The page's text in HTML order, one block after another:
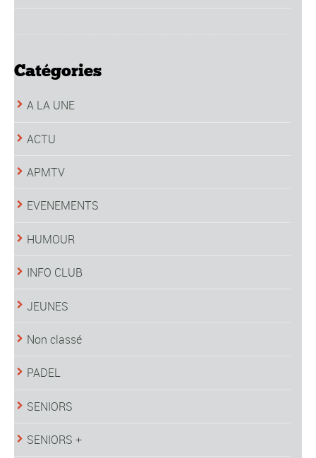
Catégories
A LA UNE
ACTU
APMTV
EVENEMENTS
HUMOUR
INFO CLUB
JEUNES
Non classé
PADEL
SENIORS
SENIORS +